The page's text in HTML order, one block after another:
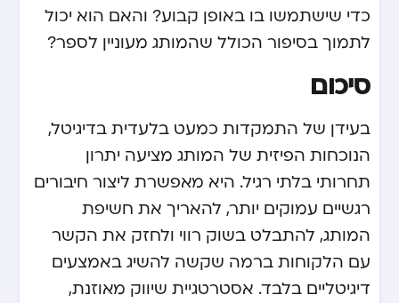
כדי שישתמשו בו באופן קבוע? והאם הוא יכול
לתמוך בסיפור הכולל שהמותג מעוניין לספר?
סיכום
בעידן של התמקדות כמעט בלעדית בדיגיטל,
הנוכחות הפיזית של המותג מציעה יתרון
תחרותי בלתי רגיל. היא מאפשרת ליצור חיבורים
רגשיים עמוקים יותר, להאריך את חשיפת
המותג, להתבלט בשוק רווי ולחזק את הקשר
עם הלקוחות ברמה שקשה להשיג באמצעים
דיגיטליים בלבד. אסטרטגיית שיווק מאוזנת,